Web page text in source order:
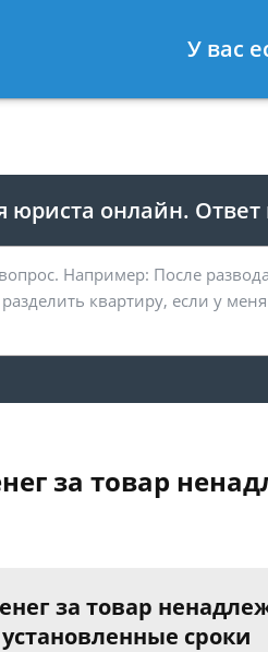
8 812 425-67-81
юриста онлайн.
за товар
за товар
сроки
У вас